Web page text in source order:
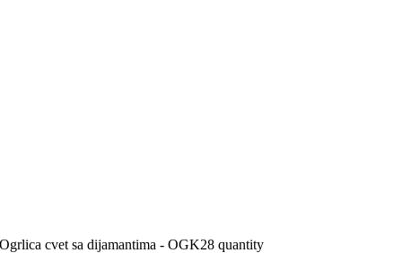
Ogrlica cvet sa dijamantima - OGK28 quantity